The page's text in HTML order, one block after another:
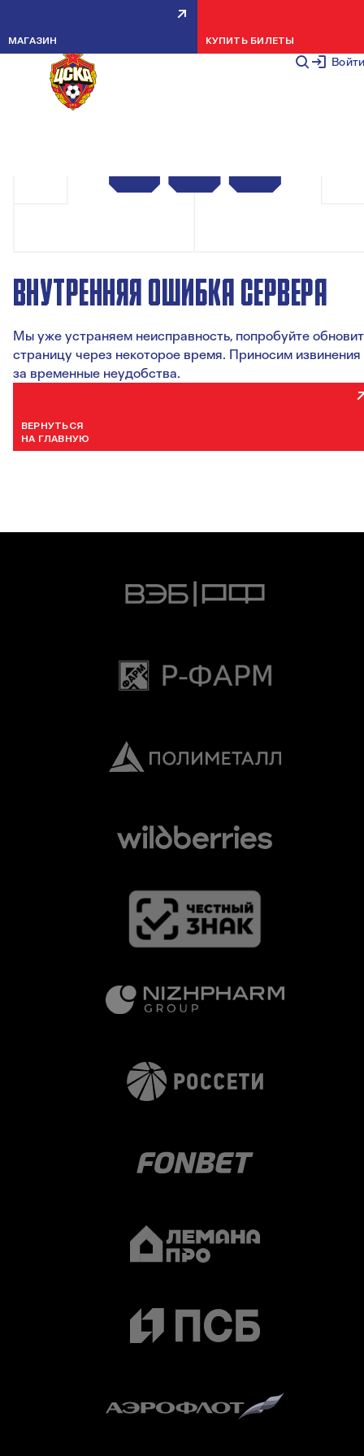
Войти
МАГАЗИН КУПИТЬ БИЛЕТЫ
ВНУТРЕННЯЯ ОШИБКА СЕРВЕРА
Мы уже устраняем неисправность, попробуйте
страницу через некоторое время. Приносим извинения
за временные неудобства.
ВЕРНУТЬСЯ
НА ГЛАВНУЮ